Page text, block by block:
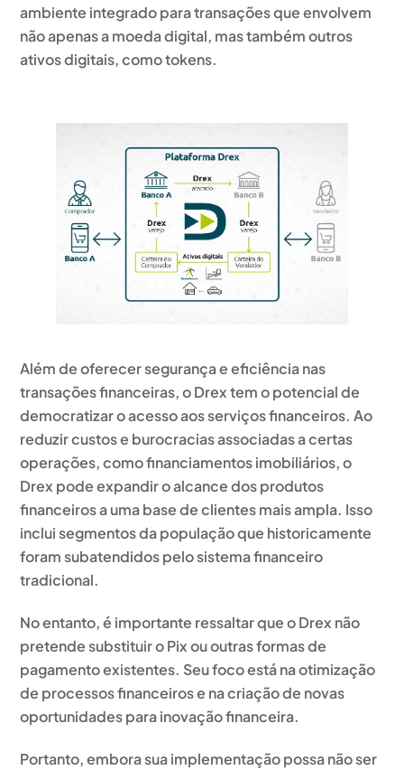
ambiente integrado para transações que envolvem
não apenas a moeda digital, mas também outros
ativos digitais, como tokens.
Além de oferecer segurança e eficiência nas
transações financeiras, o Drex tem o potencial de
democratizar o acesso aos serviços financeiros. Ao
reduzir custos e burocracias associadas a certas
operações, como financiamentos imobiliários, o
Drex pode expandir o alcance dos produtos
financeiros a uma base de clientes mais ampla. Isso
inclui segmentos da população que historicamente
foram subatendidos pelo sistema financeiro
tradicional.
No entanto, é importante ressaltar queo Drex não
pretende substituir o Pixou outras formas de
pagamento existentes. Seu foco está na otimização
de processos financeiros e na criação de novas
oportunidades para inovação financeira.
Portanto, embora sua implementação possa não ser